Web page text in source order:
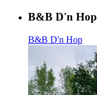
B&B D'n Hop
B&B D'n Hop